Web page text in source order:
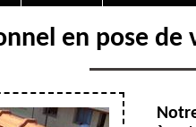
en pose de